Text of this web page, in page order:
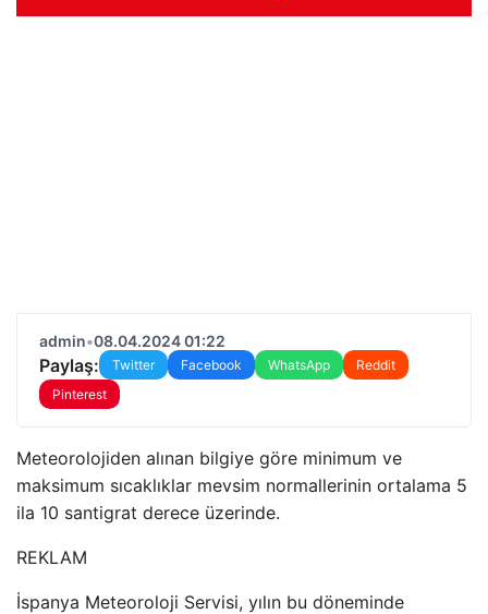
admin•08.04.2024 01:22
Paylaş: Twitter Facebook WhatsApp
Reddit
Pinterest
Meteorolojiden alınan bilgiye göre minimum ve
maksimum sıcaklıklar mevsim normallerinin ortalama 5
ila 10 santigrat derece üzerinde.
REKLAM
İspanya Meteoroloji Servisi, yılın bu döneminde